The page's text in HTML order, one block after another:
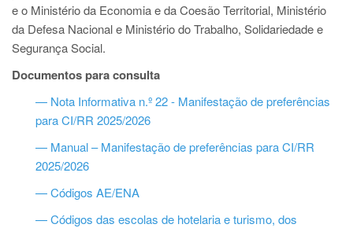
e o Ministério da Economia e da Coesão Territorial, Ministério
da Defesa Nacional e Ministério do Trabalho, Solidariedade e
Segurança Social.
Documentos para consulta
— Nota Informativa n.º 22 - Manifestação de preferências
para CI/RR 2025/2026
— Manual – Manifestação de preferências para CI/RR
2025/2026
— Códigos AE/ENA
— Códigos das escolas de hotelaria e turismo, dos